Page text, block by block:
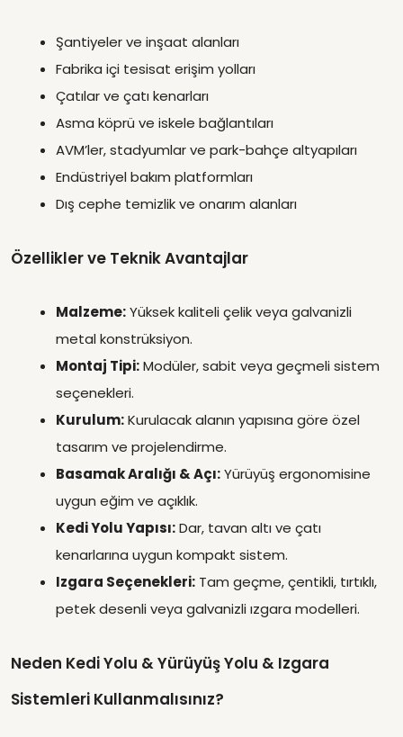
Şantiyeler ve inşaat alanları
Fabrika içi tesisat erişim yolları
Çatılar ve çatı kenarları
Asma köprü ve iskele bağlantıları
AVM’ler, stadyumlar ve park-bahçe altyapıları
Endüstriyel bakım platformları
Dış cephe temizlik ve onarım alanları
Özellikler ve Teknik Avantajlar
Malzeme:Yüksek kaliteli çelik veya galvanizli
metal konstrüksiyon.
Montaj Tipi:Modüler, sabit veya geçmeli sistem
seçenekleri.
Kurulum:Kurulacak alanın yapısına göre özel
tasarım ve projelendirme.
Basamak Aralığı & Açı:Yürüyüş ergonomisine
uygun eğim ve açıklık.
Kedi Yolu Yapısı:Dar, tavan altı ve çatı
kenarlarına uygun kompakt sistem.
Izgara Seçenekleri: Tam geçme, çentikli, tırtıklı,
petek desenli veya galvanizli ızgara modelleri.
Neden Kedi Yolu & Yürüyüş Yolu & Izgara
Sistemleri Kullanmalısınız?